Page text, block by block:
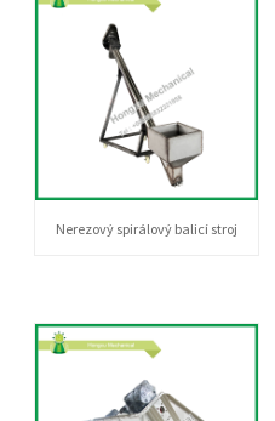
Nerezový spirálový balicí stroj